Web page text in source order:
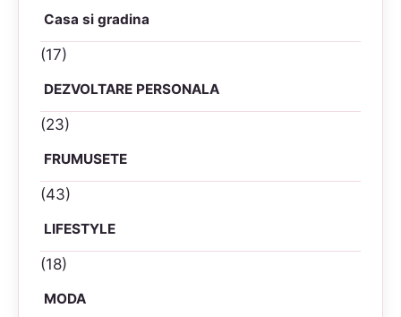
Casa si gradina
(17)
DEZVOLTARE PERSONALA
(23)
FRUMUSETE
(43)
LIFESTYLE
(18)
MODA